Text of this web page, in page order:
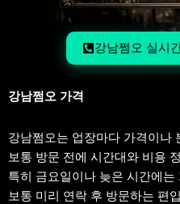
강남쩜오 실시
강남쩜오 가격
강남쩜오는 업장마다 가격이나
보통 방문 전에 시간대와 비용
특히 금요일이나 늦은 시간에
보통 미리 연락 후 방문하는 편